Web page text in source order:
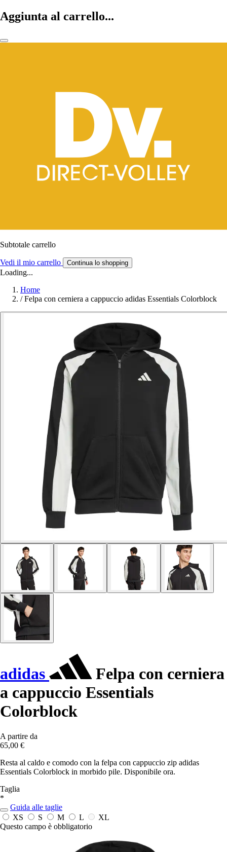
Aggiunta al carrello...
Subtotale carrello
Vedi il mio carrello Continua lo shopping
Loading...
Home
/ Felpa con cerniera a cappuccio adidas Essentials Colorblock
adidas
Felpa con cerniera
a cappuccio Essentials
Colorblock
A partire da
65,00 €
Resta al caldo e comodo con la felpa con cappuccio zip adidas
Essentials Colorblock in morbido pile. Disponibile ora.
Taglia
*
Guida alle taglie
XS
S M L
XL
Questo campo è obbligatorio